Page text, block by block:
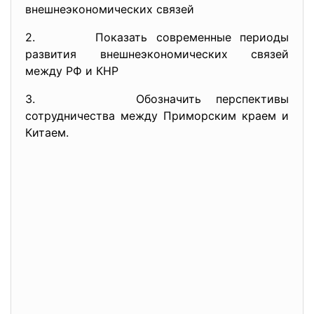
внешнеэкономических связей
2. Показать современные периоды
развития внешнеэкономических связей
между РФ и КНР
3. Обозначить перспективы
сотрудничества между Приморским краем и
Китаем.